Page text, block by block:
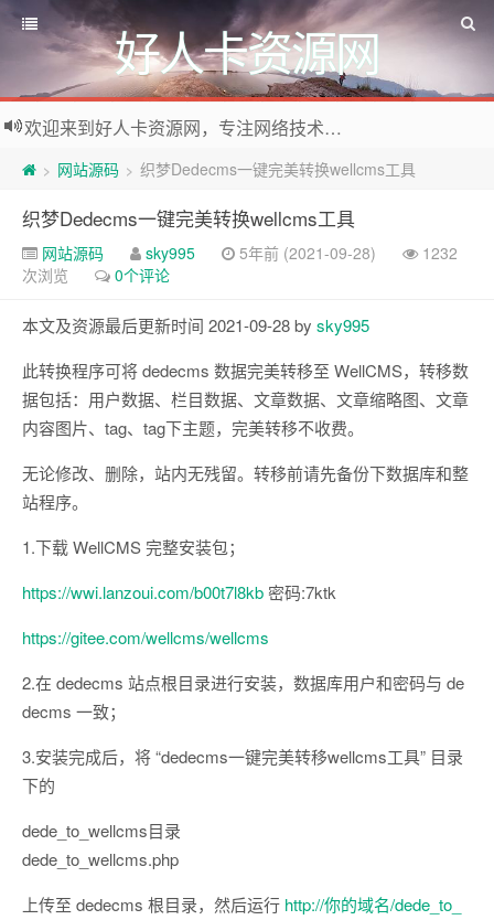
好人卡资源网
欢迎来到好人卡资源网，专注网络技术资源收集，我们不仅是网络资源的搬运工，也生产原创资源。寻找资源请留言或关注公众号:烈日下的男人
> 网站源码 > 织梦Dedecms一键完美转换wellcms工具
织梦Dedecms一键完美转换wellcms工具
网站源码 sky995 5年前 (2021-09-28)
1232
次浏览
0个评论
本文及资源最后更新时间 2021-09-28 by sky995
此转换程序可将 dedecms 数据完美转移至 WellCMS，转移数
据包括：用户数据、栏目数据、文章数据、文章缩略图、文章
内容图片、tag、tag下主题，完美转移不收费。
无论修改、删除，站内无残留。转移前请先备份下数据库和整
站程序。
1.下载 WellCMS 完整安装包；
https://wwi.lanzoui.com/b00t7l8kb 密码:7ktk
https://gitee.com/wellcms/wellcms
2.在 dedecms 站点根目录进行安装，数据库用户和密码与 de
decms 一致；
3.安装完成后，将 “dedecms一键完美转移wellcms工具” 目录
下的
dede_to_wellcms目录
dede_to_wellcms.php
上传至 dedecms 根目录，然后运行 http://你的域名/dede_to_